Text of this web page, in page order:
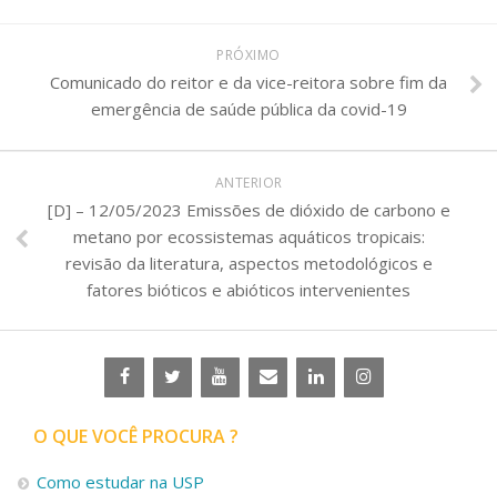
PRÓXIMO
Comunicado do reitor e da vice-reitora sobre fim da
emergência de saúde pública da covid-19
ANTERIOR
[D] – 12/05/2023 Emissões de dióxido de carbono e
metano por ecossistemas aquáticos tropicais:
revisão da literatura, aspectos metodológicos e
fatores bióticos e abióticos intervenientes
O QUE VOCÊ PROCURA ?
Como estudar na USP